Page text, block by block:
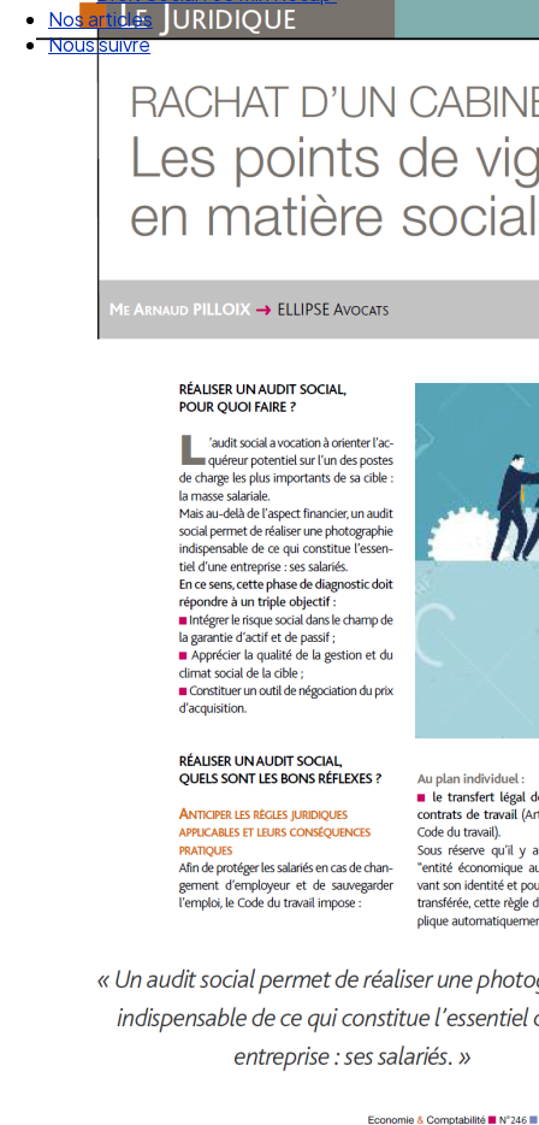
Droit Social : 60 min Recap’
Nos articles